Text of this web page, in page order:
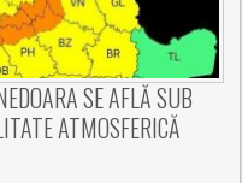
SE AFLĂ SUB
ATMOSFERICĂ